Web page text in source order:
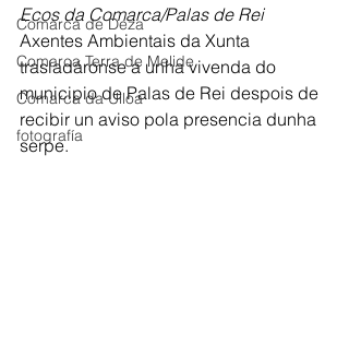
Comarca de Deza
Comarca Terra de Melide
Comarca da Ulloa
fotografía
Ecos da Comarca/Palas de Rei
Axentes Ambientais da Xunta
trasladáronse a unha vivenda do
municipio de Palas de Rei despois de
recibir un aviso pola presencia dunha
serpe.